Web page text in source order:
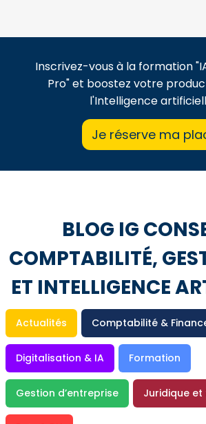
Inscrivez-vous à la formation
Pro" et boostez votre
l'Intelligence
Je réserve ma
BLOG IG
COMPTABILITÉ,
ET INTELLIGENCE
Actualités Comptabilité &
Digitalisation & IA Formation
Gestion d’entreprise Juridique